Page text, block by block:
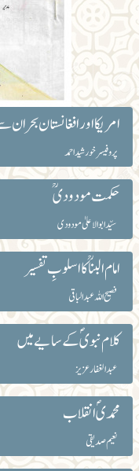
امریکا اور افغانستان بحران
پروفیسر خورشید احمد
حکمت مودودیؒ
سیّد ابوالاعلیٰ مودودی
امام البناؒ کا اسلوبِ تفسیر
فصیح اللہ عبدالباقی
کلام نبویؐ کے سایے میں
عبد الغفار عزیز
محمدیؐ انقلاب
نعیم صدیقی